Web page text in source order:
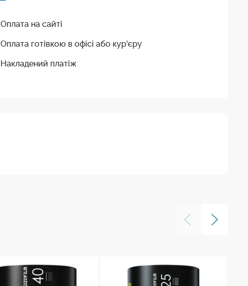
Оплата на сайті
Оплата готівкою в офісі або кур'єру
Накладений платіж